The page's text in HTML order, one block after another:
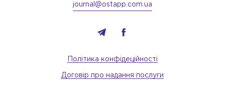
journal@ostapp.com.ua
Політика конфідеційності
Договір про надання послуги